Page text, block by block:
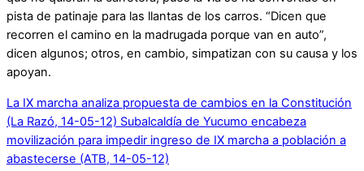
pista de patinaje para las llantas de los carros. “Dicen que
recorren el camino en la madrugada porque van en auto”,
dicen algunos; otros, en cambio, simpatizan con su causa y los
apoyan.
La IX marcha analiza propuesta de cambios en la Constitución
(La Razó, 14-05-12) Subalcaldía de Yucumo encabeza
movilización para impedir ingreso de IX marcha a población a
abastecerse (ATB, 14-05-12)